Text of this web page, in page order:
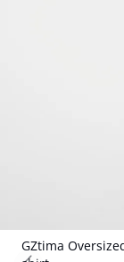
Nieuw
GZtima